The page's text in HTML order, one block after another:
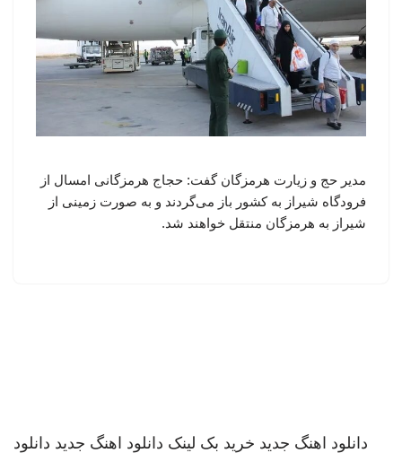
مدیر حج و زیارت هرمزگان گفت: حجاج هرمزگانی امسال از
فرودگاه شیراز به کشور باز می‌گردند و به صورت زمینی از
شیراز به هرمزگان منتقل خواهند شد.
دانلود اهنگ جدید خرید بک لینک دانلود اهنگ جدید دانلود